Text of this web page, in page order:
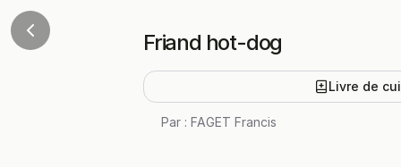
Friand hot-dog
Livre de
Par : FAGET Francis